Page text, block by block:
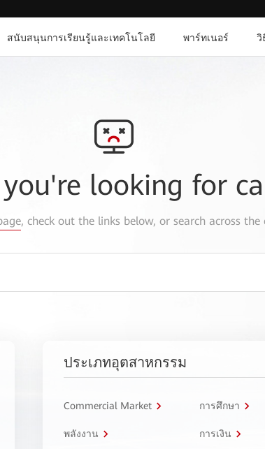
สนับสนุนการเรียนรู้และเทคโนโลยี พาร์ทเนอร์ วิ
looking for
, check out the links below, or search across the
ประเภทอุตสาหกรรม
Commercial Market การศึกษา
พลังงาน การเงิน